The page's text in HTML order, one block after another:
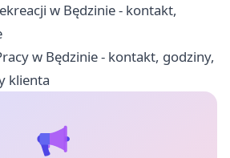
w Będzinie - kontakt,
w Będzinie - kontakt, godziny,
klienta